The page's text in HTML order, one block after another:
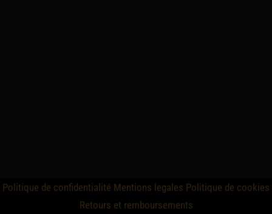
Politique de confidentialité Mentions legales Politique de cookies
Retours et remboursements